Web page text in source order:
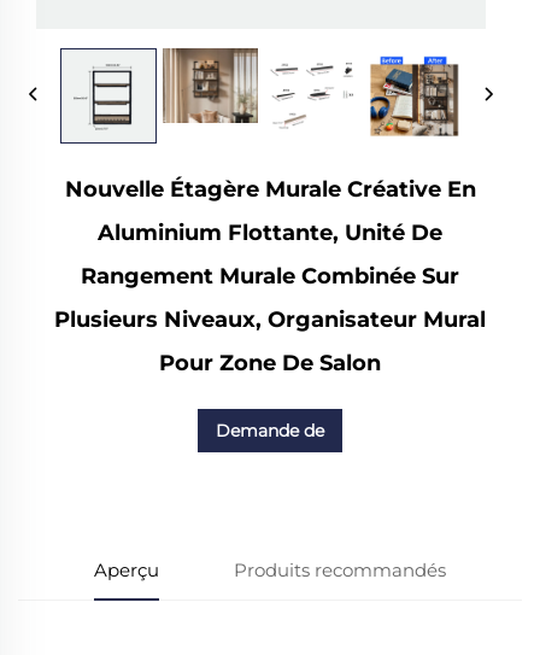
Nouvelle Étagère Murale Créative En
Aluminium Flottante, Unité De
Rangement Murale Combinée Sur
Plusieurs Niveaux, Organisateur Mural
Pour Zone De Salon
Demande de
Aperçu Produits recommandés